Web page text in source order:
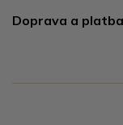
Doprava a platba